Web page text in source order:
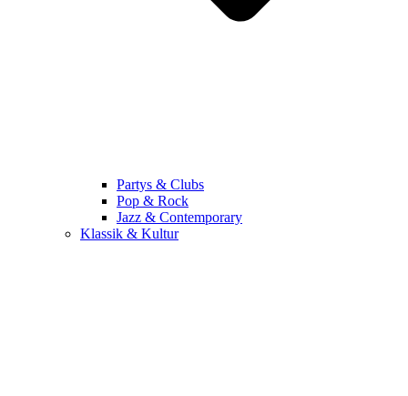
Partys & Clubs
Pop & Rock
Jazz & Contemporary
Klassik & Kultur